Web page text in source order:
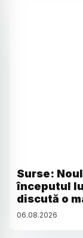
Surse:
începutul
discută o
06.08.2026